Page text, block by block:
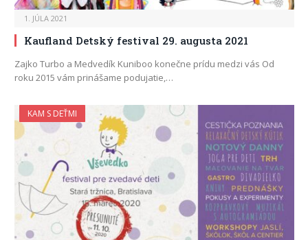
1. JÚLA 2021
Kaufland Detský festival 29. augusta 2021
Zajko Turbo a Medvedík Kuniboo konečne prídu medzi vás Od
roku 2015 vám prinášame podujatie,…
KAM S DEŤMI